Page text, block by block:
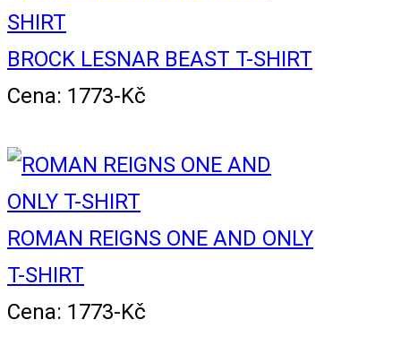
BROCK LESNAR BEAST T-SHIRT
Cena: 1773-Kč
ROMAN REIGNS ONE AND ONLY
T-SHIRT
Cena: 1773-Kč